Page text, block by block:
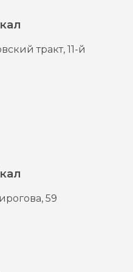
тракт, 11-й
59